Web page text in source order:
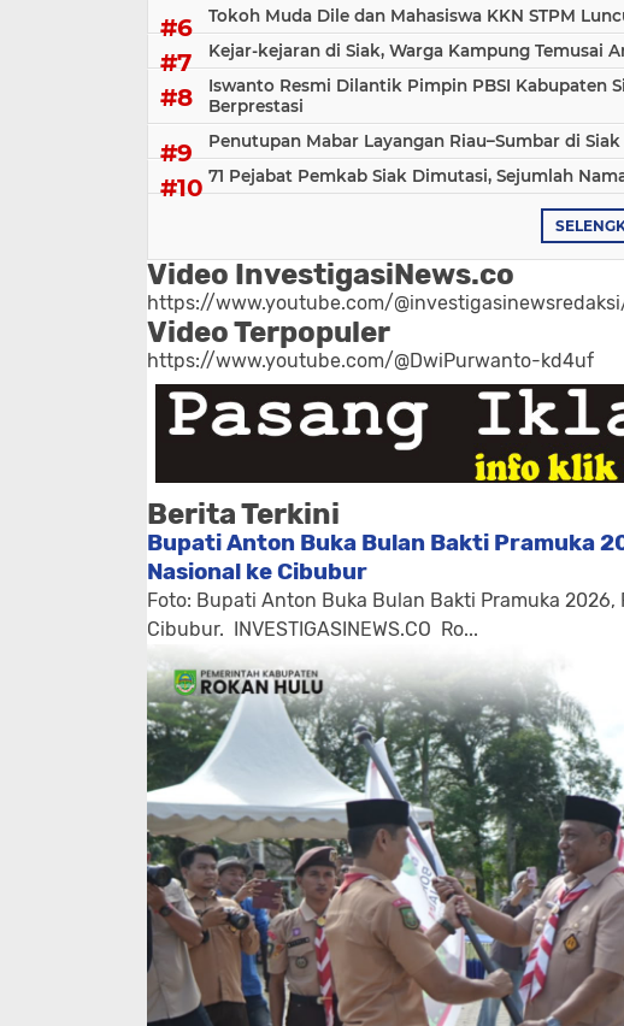
Tokoh Muda Dile dan Mahasiswa KKN STPM
Kejar-kejaran di Siak, Warga Kampung Temusai
Iswanto Resmi Dilantik Pimpin PBSI Kabupaten
Berprestasi
Penutupan Mabar Layangan Riau–Sumbar di
71 Pejabat Pemkab Siak Dimutasi, Sejumlah
Video InvestigasiNews.co
https://www.youtube.com/
Video Terpopuler
https://www.youtube.com/@DwiPurwanto-kd4uf
Berita Terkini
Bupati Anton Buka Bulan Bakti Pramuka
Nasional ke Cibubur
Foto: Bupati Anton Buka Bulan Bakti Pramuka
Cibubur. INVESTIGASINEWS.CO ​ Ro...